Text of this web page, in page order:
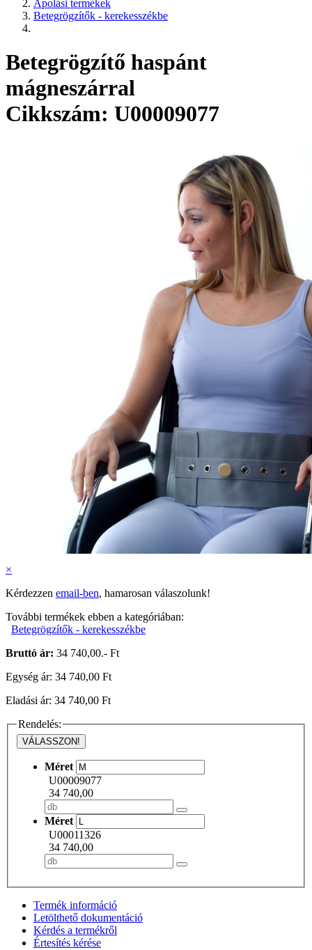
Ápolási termékek
Betegrögzítők - kerekesszékbe
Betegrögzítő haspánt
mágneszárral
Cikkszám: U00009077
×
Kérdezzen email-ben, hamarosan válaszolunk!
További termékek ebben a kategóriában:
Betegrögzítők - kerekesszékbe
Bruttó ár: 34 740,00.- Ft
Egység ár: 34 740,00 Ft
Eladási ár: 34 740,00 Ft
Rendelés:
VÁLASSZON!
Méret
U00009077
34 740,00
Méret
U00011326
34 740,00
Termék információ
Letölthető dokumentáció
Kérdés a termékről
Értesítés kérése